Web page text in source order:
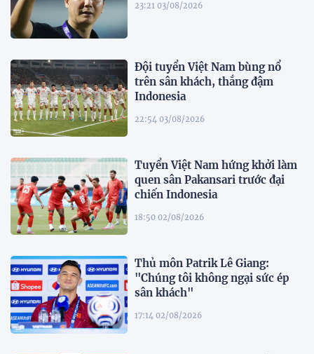
23:21 03/08/2026
Đội tuyển Việt Nam bùng nổ
trên sân khách, thắng đậm
Indonesia
22:54 03/08/2026
Tuyển Việt Nam hứng khởi làm
quen sân Pakansari trước đại
chiến Indonesia
18:50 02/08/2026
Thủ môn Patrik Lê Giang:
"Chúng tôi không ngại sức ép
sân khách"
17:14 02/08/2026